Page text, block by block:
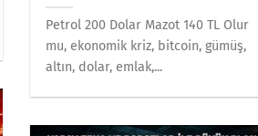
Petrol 200 Dolar Mazot 140 TL Olur
mu, ekonomik kriz, bitcoin, gümüş,
altın, dolar, emlak,...